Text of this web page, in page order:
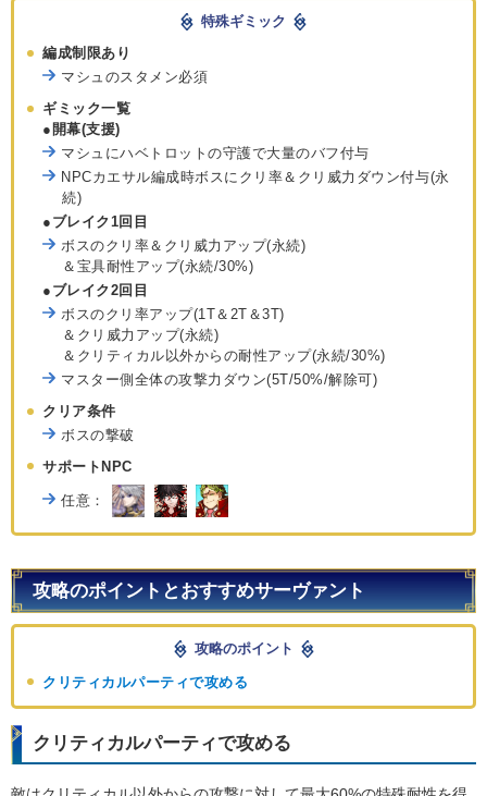
特殊ギミック
編成制限あり
マシュのスタメン必須
ギミック一覧
●開幕(支援)
マシュにハベトロットの守護で大量のバフ付与
NPCカエサル編成時ボスにクリ率＆クリ威力ダウン付与(永
続)
●ブレイク1回目
ボスのクリ率＆クリ威力アップ(永続)
＆宝具耐性アップ(永続/30%)
●ブレイク2回目
ボスのクリ率アップ(1T＆2T＆3T)
＆クリ威力アップ(永続)
＆クリティカル以外からの耐性アップ(永続/30%)
マスター側全体の攻撃力ダウン(5T/50%/解除可)
クリア条件
ボスの撃破
サポートNPC
任意：
攻略のポイントとおすすめサーヴァント
攻略のポイント
クリティカルパーティで攻める
クリティカルパーティで攻める